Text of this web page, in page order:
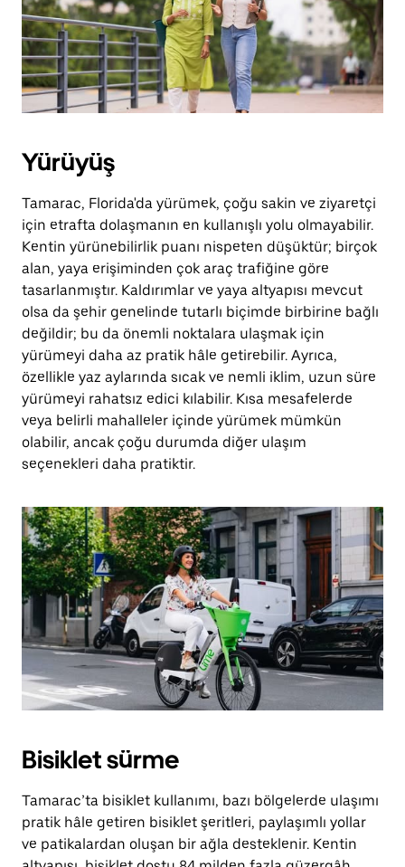
Yürüyüş
Tamarac, Florida'da yürümek, çoğu sakin ve ziyaretçi
için etrafta dolaşmanın en kullanışlı yolu olmayabilir.
Kentin yürünebilirlik puanı nispeten düşüktür; birçok
alan, yaya erişiminden çok araç trafiğine göre
tasarlanmıştır. Kaldırımlar ve yaya altyapısı mevcut
olsa da şehir genelinde tutarlı biçimde birbirine bağlı
değildir; bu da önemli noktalara ulaşmak için
yürümeyi daha az pratik hâle getirebilir. Ayrıca,
özellikle yaz aylarında sıcak ve nemli iklim, uzun süre
yürümeyi rahatsız edici kılabilir. Kısa mesafelerde
veya belirli mahalleler içinde yürümek mümkün
olabilir, ancak çoğu durumda diğer ulaşım
seçenekleri daha pratiktir.
Bisiklet sürme
Tamarac’ta bisiklet kullanımı, bazı bölgelerde ulaşımı
pratik hâle getiren bisiklet şeritleri, paylaşımlı yollar
ve patikalardan oluşan bir ağla desteklenir. Kentin